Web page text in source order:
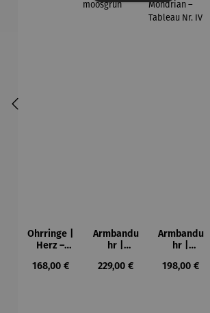
Ohrringe |
Herz –
Regulärer Preis:
168,00 €
Armbandu
hr |
–
Regulärer Preis:
229,00 €
Armbandu
hr |
Mondrian
Regulärer
198,00 €